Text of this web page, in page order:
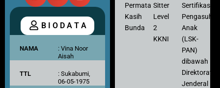
B I O D A T A
NAMA
: Vina Noor
Aisah
TTL
: Sukabumi,
06-05-1975
Permata
Kasih
Bunda
Sitter
Level
2
KKNI
Sertifikasi
Pengasuh
Anak
(LSK-
PAN)
dibawah
Direktorat
Jenderal